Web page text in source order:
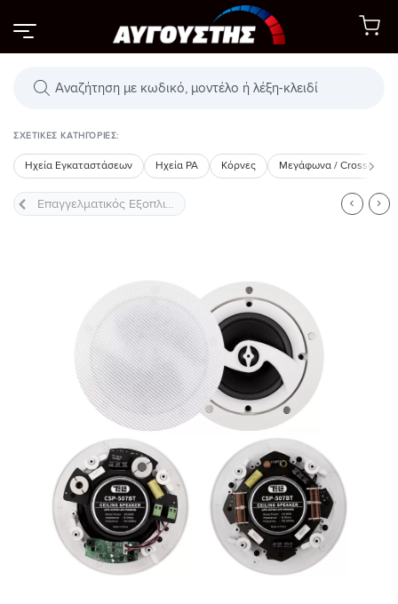
στο
περιεχόμενο
Αναζήτηση
ΣΧΕΤΙΚΈΣ ΚΑΤΗΓΟΡΊΕΣ:
Ηχεία Εγκαταστάσεων Ηχεία PA Κόρνες Μεγάφωνα / Crossovers
στη Λίστα